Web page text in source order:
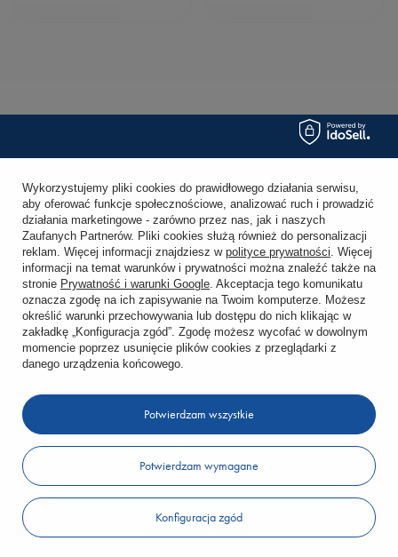
ZAMÓWIENIA
Status zamówienia
Śledzenie przesyłki
Chcę zareklamować produkt
Chcę zwrócić produkt
Chcę wymienić towar
KONTO
REGULAMINY
KONTAKT
Wykorzystujemy pliki cookies do prawidłowego działania serwisu,
aby oferować funkcje społecznościowe, analizować ruch i prowadzić
działania marketingowe - zarówno przez nas, jak i naszych
Zaufanych Partnerów. Pliki cookies służą również do personalizacji
reklam. Więcej informacji znajdziesz w polityce prywatności. Więcej
informacji na temat warunków i prywatności można znaleźć także na
stronie Prywatność i warunki Google. Akceptacja tego komunikatu
oznacza zgodę na ich zapisywanie na Twoim komputerze. Możesz
określić warunki przechowywania lub dostępu do nich klikając w
zakładkę „Konfiguracja zgód”. Zgodę możesz wycofać w dowolnym
momencie poprzez usunięcie plików cookies z przeglądarki z
danego urządzenia końcowego.
Potwierdzam wymagane
Konfiguracja zgód
Potwierdzam wszystkie